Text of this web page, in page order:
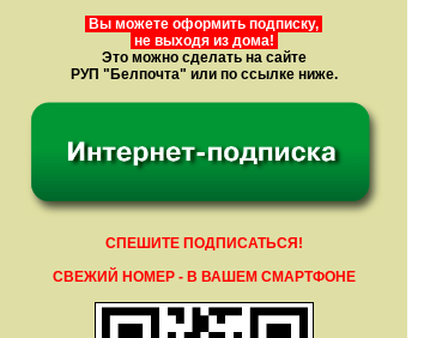
Вы можете оформить подписку,
не выходя из дома!
Это можно сделать на сайте
РУП "Белпочта" или по ссылке ниже.
СПЕШИТЕ ПОДПИСАТЬСЯ!
СВЕЖИЙ НОМЕР - В ВАШЕМ СМАРТФОНЕ